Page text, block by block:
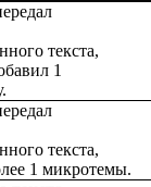
текста,
1
текста,
1 микротемы.